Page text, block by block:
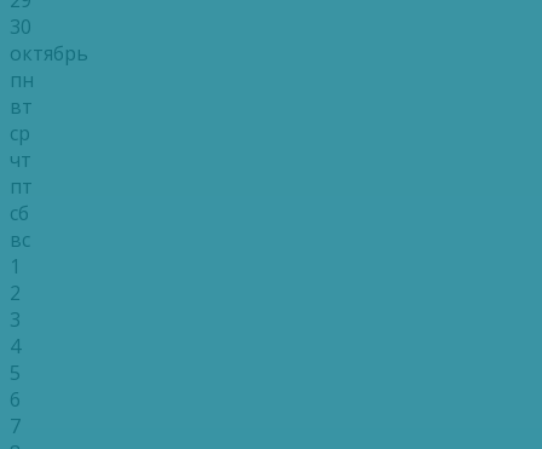
30
октябрь
пн
вт
ср
чт
пт
сб
вс
1
2
3
4
5
6
7